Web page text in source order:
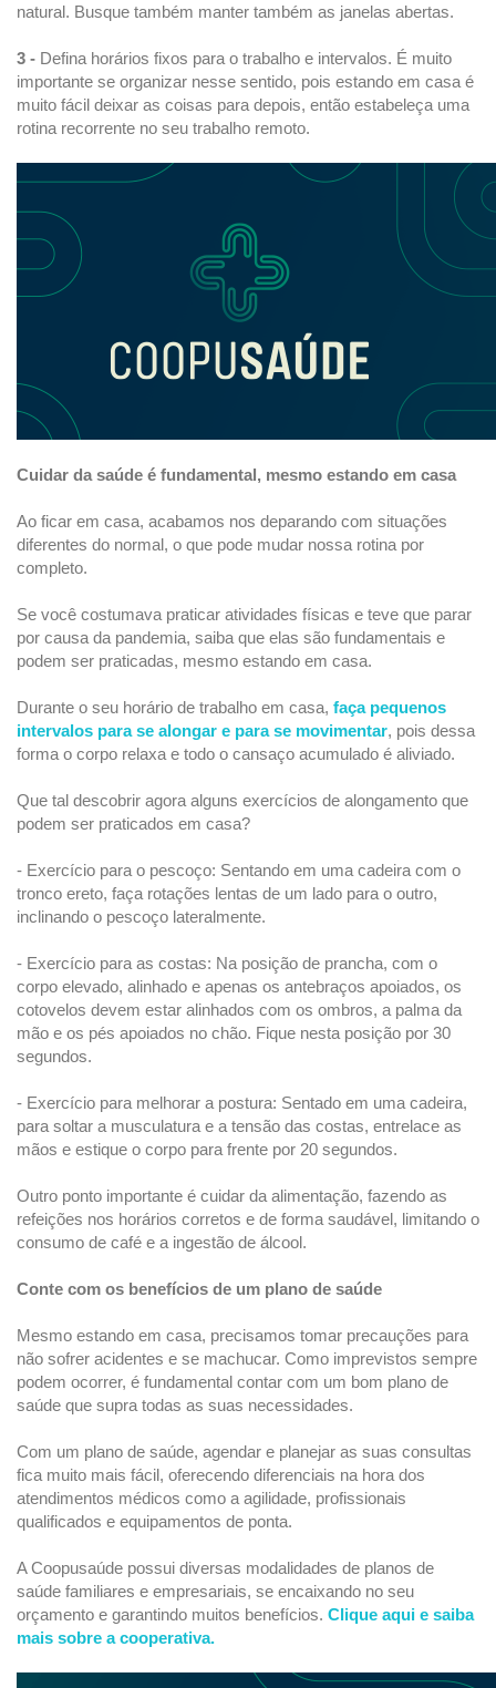
natural. Busque também manter também as janelas abertas.
3 - Defina horários fixos para o trabalho e intervalos. É muito
importante se organizar nesse sentido, pois estando em casa é
muito fácil deixar as coisas para depois, então estabeleça uma
rotina recorrente no seu trabalho remoto.
Cuidar da saúde é fundamental, mesmo estando em casa
Ao ficar em casa, acabamos nos deparando com situações
diferentes do normal, o que pode mudar nossa rotina por
completo.
Se você costumava praticar atividades físicas e teve que parar
por causa da pandemia, saiba que elas são fundamentais e
podem ser praticadas, mesmo estando em casa.
Durante o seu horário de trabalho em casa, faça pequenos
intervalos para se alongar e para se movimentar, pois dessa
forma o corpo relaxa e todo o cansaço acumulado é aliviado.
Que tal descobrir agora alguns exercícios de alongamento que
podem ser praticados em casa?
- Exercício para o pescoço: Sentando em uma cadeira com o
tronco ereto, faça rotações lentas de um lado para o outro,
inclinando o pescoço lateralmente.
- Exercício para as costas: Na posição de prancha, com o
corpo elevado, alinhado e apenas os antebraços apoiados, os
cotovelos devem estar alinhados com os ombros, a palma da
mão e os pés apoiados no chão. Fique nesta posição por 30
segundos.
- Exercício para melhorar a postura: Sentado em uma cadeira,
para soltar a musculatura e a tensão das costas, entrelace as
mãos e estique o corpo para frente por 20 segundos.
Outro ponto importante é cuidar da alimentação, fazendo as
refeições nos horários corretos e de forma saudável, limitando o
consumo de café e a ingestão de álcool.
Conte com os benefícios de um plano de saúde
Mesmo estando em casa, precisamos tomar precauções para
não sofrer acidentes e se machucar. Como imprevistos sempre
podem ocorrer, é fundamental contar com um bom plano de
saúde que supra todas as suas necessidades.
Com um plano de saúde, agendar e planejar as suas consultas
fica muito mais fácil, oferecendo diferenciais na hora dos
atendimentos médicos como a agilidade, profissionais
qualificados e equipamentos de ponta.
A Coopusaúde possui diversas modalidades de planos de
saúde familiares e empresariais, se encaixando no seu
orçamento e garantindo muitos benefícios. Clique aqui e saiba
mais sobre a cooperativa.